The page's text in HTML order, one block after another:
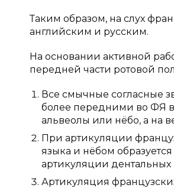
Таким образом, на слух
английским и русским.
На основании активной
передней части ротовой
Все смычные согласные
более передними во ФЯ в
альвеолы или нёбо, а на
При артикуляции
языка и нёбом
артикуляции дентальных
Артикуляция